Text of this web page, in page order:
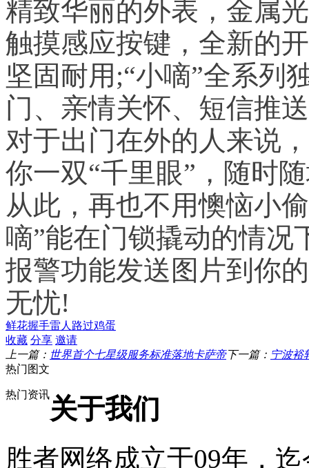
精致华丽的外表，金属
触摸感应按键，全新的
坚固耐用;“小嘀”全系列
门、亲情关怀、短信推
对于出门在外的人来说
你一双“千里眼”，随时
从此，再也不用懊恼小
嘀”能在门锁撬动的情况
报警功能发送图片到你
无忧!
鲜花握手雷人 路过鸡蛋
收藏 分享 邀请
上一篇： 世界首个七星级服务标准落地卡萨帝下一篇： 宁波裕
热门图文
热门资讯关于我们
胜者网络成立于09年，